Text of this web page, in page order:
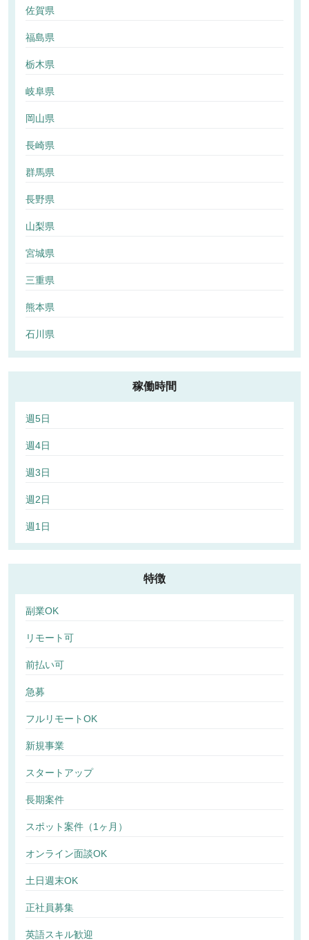
佐賀県
福島県
栃木県
岐阜県
岡山県
長崎県
群馬県
長野県
山梨県
宮城県
三重県
熊本県
石川県
稼働時間
週5日
週4日
週3日
週2日
週1日
特徴
副業OK
リモート可
前払い可
急募
フルリモートOK
新規事業
スタートアップ
長期案件
スポット案件（1ヶ月）
オンライン面談OK
土日週末OK
正社員募集
英語スキル歓迎